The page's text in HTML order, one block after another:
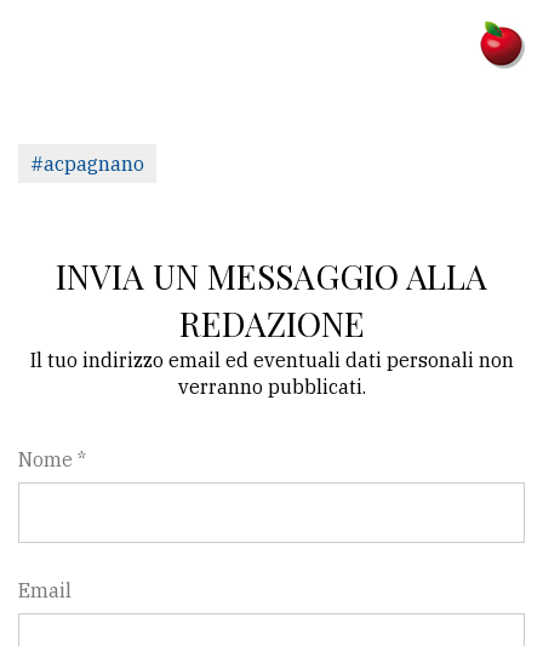
avanzata
TESTATE
PRIVACY
policy
Cookie
#acpagnano
INVIA UN MESSAGGIO ALLA
REDAZIONE
Il tuo indirizzo email ed eventuali dati personali non
verranno pubblicati.
Nome *
Email